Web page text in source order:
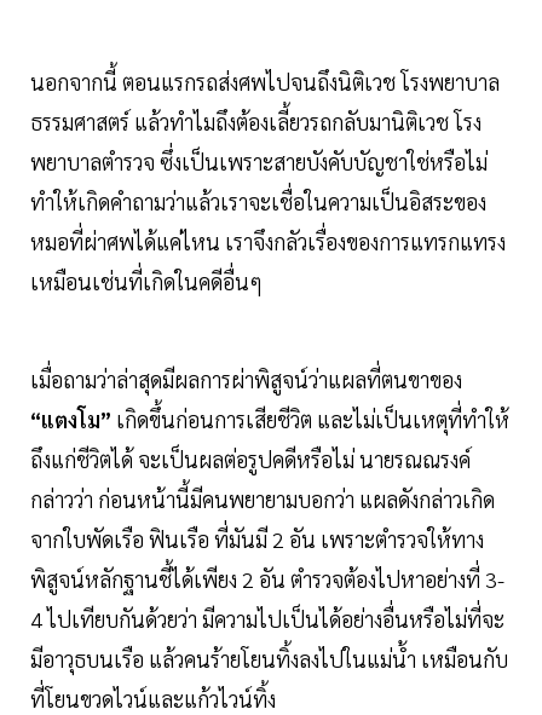
นอกจากนี้ ตอนแรกรถส่งศพไปจนถึงนิติเวช โรงพยาบาล
ธรรมศาสตร์ แล้วทำไมถึงต้องเลี้ยวรถกลับมานิติเวช โรง
พยาบาลตำรวจ ซึ่งเป็นเพราะสายบังคับบัญชาใช่หรือไม่
ทำให้เกิดคำถามว่าแล้วเราจะเชื่อในความเป็นอิสระของ
หมอที่ผ่าศพได้แค่ไหน เราจึงกลัวเรื่องของการแทรกแทรง
เหมือนเช่นที่เกิดในคดีอื่นๆ
เมื่อถามว่าล่าสุดมีผลการผ่าพิสูจน์ว่าแผลที่ตนขาของ
“แตงโม” เกิดขึ้นก่อนการเสียชีวิต และไม่เป็นเหตุที่ทำให้
ถึงแก่ชีวิตได้ จะเป็นผลต่อรูปคดีหรือไม่ นายรณณรงค์
กล่าวว่า ก่อนหน้านี้มีคนพยายามบอกว่า แผลดังกล่าวเกิด
จากใบพัดเรือ ฟินเรือ ที่มันมี 2 อัน เพราะตำรวจให้ทาง
พิสูจน์หลักฐานชี้ได้เพียง 2 อัน ตำรวจต้องไปหาอย่างที่ 3-
4 ไปเทียบกันด้วยว่า มีความไปเป็นได้อย่างอื่นหรือไม่ที่จะ
มีอาวุธบนเรือ แล้วคนร้ายโยนทิ้งลงไปในแม่น้ำ เหมือนกับ
ที่โยนขวดไวน์และแก้วไวน์ทิ้ง